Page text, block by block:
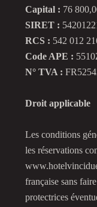
Capital : 76
SIRET :
RCS : 542 012
Code APE :
N° TVA :
Droit applicable
Les conditions
les réservations
française sans
protectrices